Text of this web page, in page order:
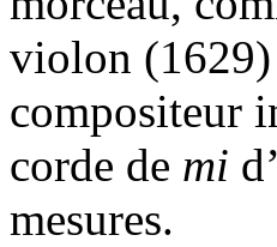
violon
compositeur
corde de mi
mesures.